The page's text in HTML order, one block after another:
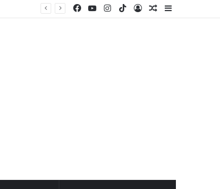
Sidebar
Random
Log
TikTok
Instagram
YouTube
Facebook